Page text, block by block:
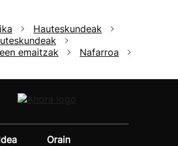
Hauteskundeak
emaitzak
Nafarroa
Orain